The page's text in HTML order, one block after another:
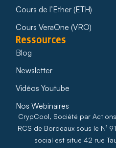
Cours de l’Ether (ETH)
Cours VeraOne (VRO)
Ressources
Blog
Newsletter
Vidéos Youtube
Nos Webinaires
CrypCool, Société par
RCS de Bordeaux sous le N°
social est situé 42 rue